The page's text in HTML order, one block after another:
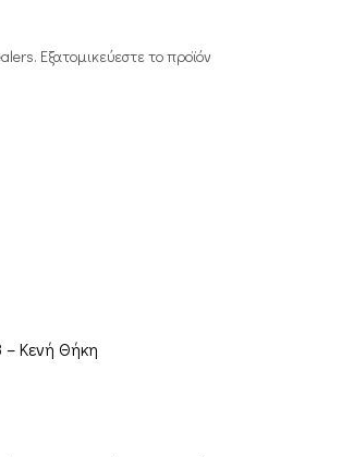
Εξατομικεύεστε το προϊόν
– Κενή Θήκη